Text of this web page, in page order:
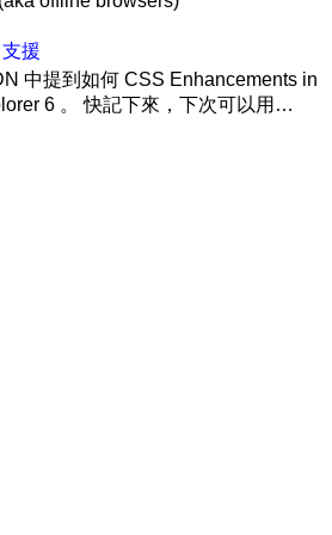
援
中提到如何 CSS Enhancements in
6 。 快記下來，下次可以用…